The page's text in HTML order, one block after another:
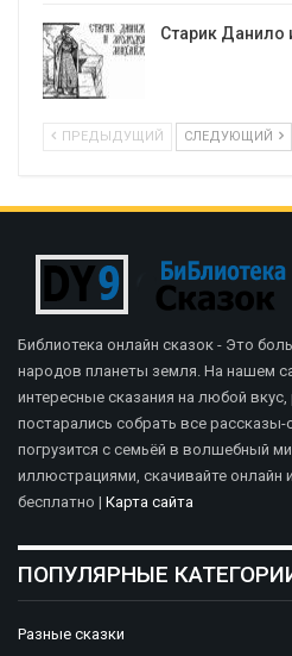
Старик
ПРЕДЫДУЩИЙ СЛЕДУЮЩИЙ
Библиотека онлайн сказок - Это
народов планеты земля. На нашем
интересные сказания на любой
постарались собрать все
погрузится с семьёй в волшебный
иллюстрациями, скачивайте онлайн
бесплатно | Карта сайта
ПОПУЛЯРНЫЕ
Разные сказки